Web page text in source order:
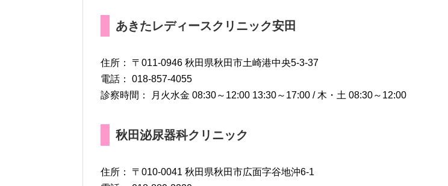
あきたレディースクリニック安田
住所： 〒011-0946 秋田県秋田市土崎港中央5-3-37
電話： 018-857-4055
診察時間： 月火水金 08:30～12:00 13:30～17:00 / 木・土 08:30～12:00
秋田泌尿器科クリニック
住所： 〒010-0041 秋田県秋田市広面字谷地沖6-1